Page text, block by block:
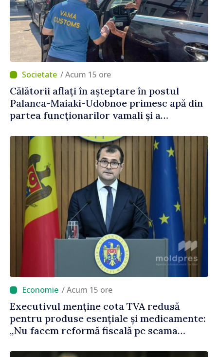
/ Acum 15 ore
Călătorii aflați în așteptare în postul
Palanca-Maiaki-Udobnoe primesc apă din
partea funcționarilor vamali și a
/ Acum 15 ore
Executivul menține cota TVA redusă
pentru produse esențiale și medicamente:
„Nu facem reformă fiscală pe seama